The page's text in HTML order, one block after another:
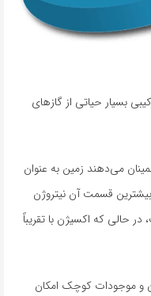
بسیار حیاتی از گازهای
می‌دهند زمین به عنوان
قسمت آن نیتروژن
در حالی که اکسیژن با تقریباً
و موجودات کوچک امکان